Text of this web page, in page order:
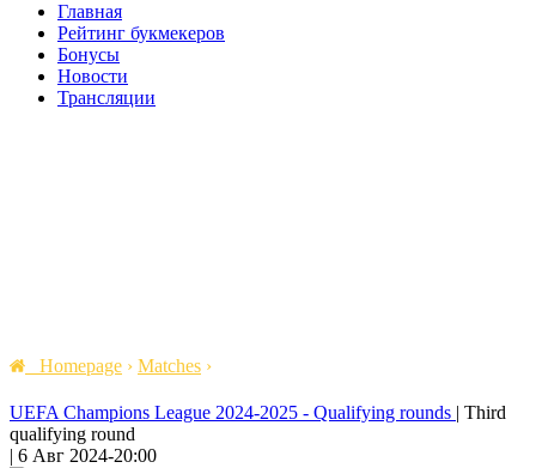
Главная
Рейтинг букмекеров
Бонусы
Новости
Трансляции
Homepage › Matches ›
UEFA Champions League 2024-2025 - Qualifying rounds | Third
qualifying round
| 6 Авг 2024-20:00